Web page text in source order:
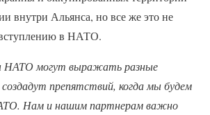
внутри Альянса, но все же это не
в НАТО.
НАТО могут выражать разные
препятствий, когда мы будем
Нам и нашим партнерам важно